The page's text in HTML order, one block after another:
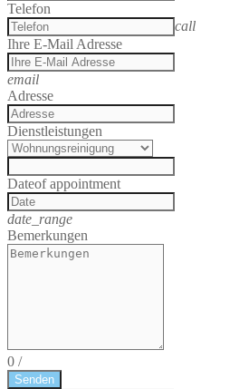
Telefon
call
Ihre E-Mail Adresse
email
Adresse
Dienstleistungen
Dateof appointment
date_range
Bemerkungen
0 /
Senden